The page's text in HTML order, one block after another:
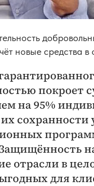
новые средства в
покроет
на 95%
сохранности
отрасли в
для